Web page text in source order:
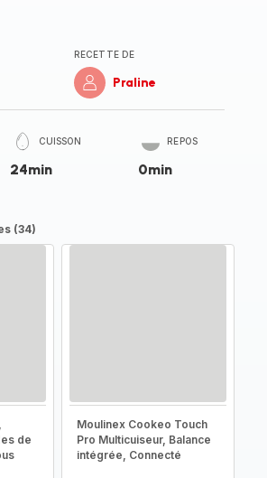
RECETTE DE
Praline
CUISSON
24min
REPOS
0min
(34)
de
Moulinex Cookeo Touch
Pro Multicuiseur, Balance
intégrée, Connecté